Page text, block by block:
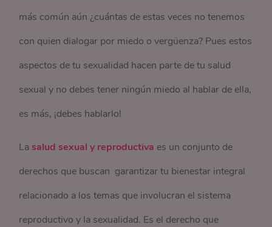
más común aún ¿cuántas de estas veces no tenemos
con quien dialogar por miedo o vergüenza? Pues estos
aspectos de tu sexualidad hacen parte de tu salud
sexual y no debes tener ningún miedo al hablar de ella,
es más, ¡debes hablarlo!
Lasalud sexual y reproductiva es un conjunto de
derechos que buscan garantizar tu bienestar integral
relacionado a los temas que involucran el sistema
reproductivo y la sexualidad. Es el derecho que